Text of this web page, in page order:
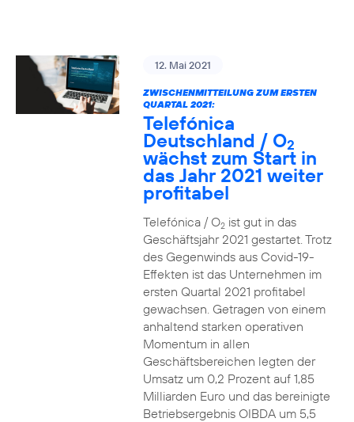
12. Mai 2021
ZWISCHENMITTEILUNG ZUM ERSTEN
QUARTAL 2021:
Telefónica
Deutschland / O2
wächst zum Start in
das Jahr 2021 weiter
profitabel
Telefónica / O2ist gut in das
Geschäftsjahr 2021 gestartet. Trotz
des Gegenwinds aus Covid-19-
Effekten ist das Unternehmen im
ersten Quartal 2021 profitabel
gewachsen. Getragen von einem
anhaltend starken operativen
Momentum in allen
Geschäftsbereichen legten der
Umsatz um 0,2 Prozent auf 1,85
Milliarden Euro und das bereinigte
Betriebsergebnis OIBDA um 5,5